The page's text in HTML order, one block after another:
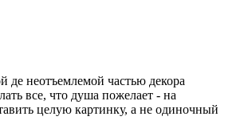
неотъемлемой частью декора
все, что душа пожелает - на
целую картинку, а не одиночный